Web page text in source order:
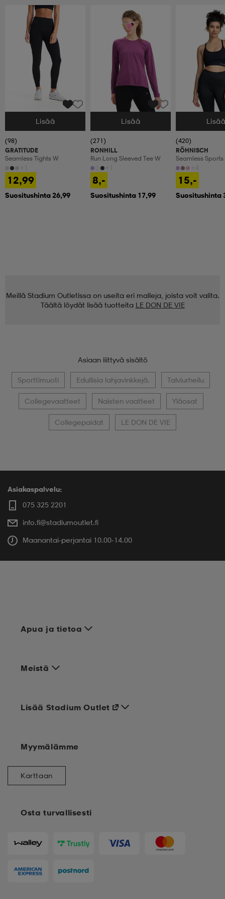
Valitse Koko
Lisää
(98)
GRATITUDE
Seamless Tights W
12,99
Suositushinta 26,99
Valitse Koko
Lisää
(271)
RONHILL
Run Long Sleeved Tee W
8,-
Suositushinta 17,99
Valitse Koko
(420)
RÖHNISCH
Seamless Sports
15,-
Suositushinta
Meillä Stadium Outletissa on useita eri malleja, joista voit valita.
Täältä löydät lisää tuotteita LE DON DE VIE
Asiaan liittyvä sisältö
Sporttimuoti Edullisia lahjavinkkejä. Talviurheilu
Collegevaatteet Naisten vaatteet Yläosat
Collegepaidat LE DON DE VIE
Asiakaspalvelu:
075 325 2201
info.fi@stadiumoutlet.fi
Maanantai-perjantai 10.00-14.00
Apua ja tietoa
Meistä
Osta turvallisesti
Lisää Stadium Outlet
Myymälämme
Karttaan